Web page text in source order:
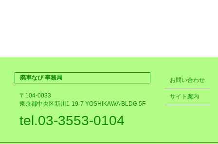
廃車なび 事務局
〒104-0033
東京都中央区新川1-19-7 YOSHIKAWA BLDG 5F
tel.03-3553-0104
お問い合わせ
サイト案内